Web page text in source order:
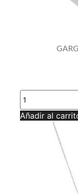
GARGANILLA
PLANA
6MM
AG
Añadir al